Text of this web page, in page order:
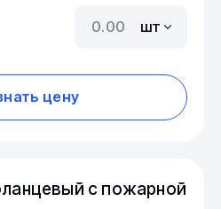
шт
цену
с пожарной